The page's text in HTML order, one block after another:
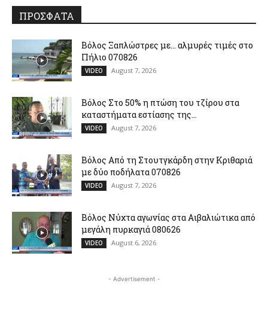
ΠΡΟΣΦΑΤΑ
Βόλος Ξαπλώστρες με… αλμυρές τιμές στο
Πήλιο 070826
VIDEO August 7, 2026
Βόλος Στο 50% η πτώση του τζίρου στα
καταστήματα εστίασης της...
VIDEO August 7, 2026
Βόλος Από τη Στουτγκάρδη στην Κριθαριά
με δύο ποδήλατα 070826
VIDEO August 7, 2026
Βόλος Νύχτα αγωνίας στα Αιβαλιώτικα από
μεγάλη πυρκαγιά 080626
VIDEO August 6, 2026
- Advertisement -